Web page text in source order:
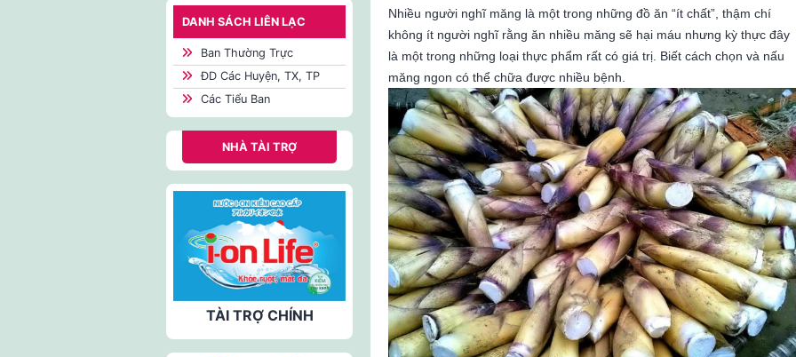
DANH SÁCH LIÊN LẠC
Ban Thường Trực
ĐD Các Huyện, TX, TP
Các Tiểu Ban
NHÀ TÀI TRỢ
TÀI TRỢ CHÍNH
Nhiều người nghĩ măng là một trong những đồ ăn “ít chất”, thậm chí
không ít người nghĩ rằng ăn nhiều măng sẽ hại máu nhưng kỳ thực đây
là một trong những loại thực phẩm rất có giá trị. Biết cách chọn và nấu
măng ngon có thể chữa được nhiều bệnh.